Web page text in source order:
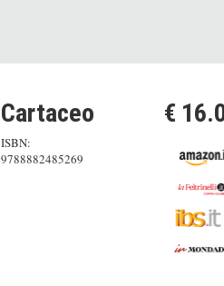
Cartaceo
ISBN:
9788882485269
€